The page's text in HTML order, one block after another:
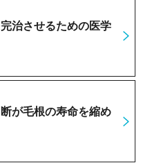
治させるための医学
が毛根の寿命を縮め